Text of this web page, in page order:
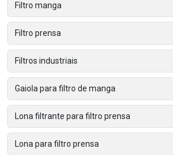
Filtro manga
Filtro prensa
Filtros industriais
Gaiola para filtro de manga
Lona filtrante para filtro prensa
Lona para filtro prensa